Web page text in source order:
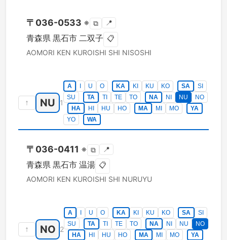
〒 036-0533 ※ ⧉ 📍
青森県 黒石市 二双子 📋
AOMORI KEN KUROISHI SHI NISOSHI
↑ NU 1
A U O KA KI KU KO SA
SI
SU
TA TI TE TO NA NI NU
NO
HA
HI HU HO MA MI MO
YA
YO
WA
〒 036-0411 ※ ⧉ 📍
青森県 黒石市 温湯 📋
AOMORI KEN KUROISHI SHI NURUYU
↑ NO 2
A U O KA KI KU KO SA
SI
SU
TA TI TE TO NA NI NU
NO
HA
HI HU HO MA MI MO
YA